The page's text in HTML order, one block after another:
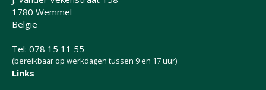
1780 Wemmel
België
Tel: 078 15 11 55
(bereikbaar op werkdagen tussen 9 en 17 uur)
Links